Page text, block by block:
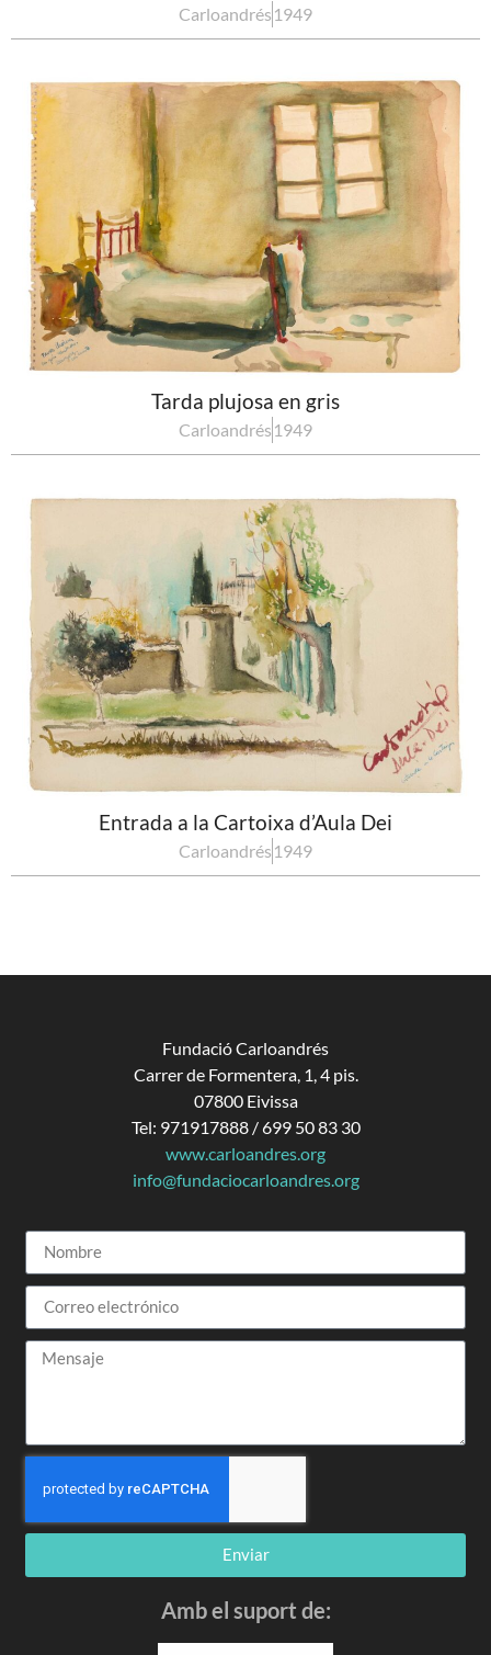
Carloandrés 1949
Tarda plujosa en gris
Carloandrés 1949
Entrada a la Cartoixa d’Aula Dei
Carloandrés 1949
Fundació Carloandrés
Carrer de Formentera, 1, 4 pis.
07800 Eivissa
Tel: 971917888 / 699 50 83 30
www.carloandres.org
info@fundaciocarloandres.org
Enviar
Amb el suport de: